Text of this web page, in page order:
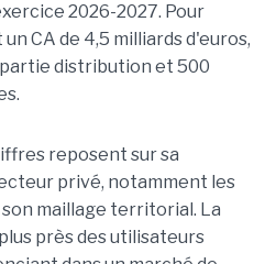
2026-2027. Pour
CA de 4,5 milliards d'euros,
distribution et 500
reposent sur sa
privé, notamment les
maillage territorial. La
près des utilisateurs